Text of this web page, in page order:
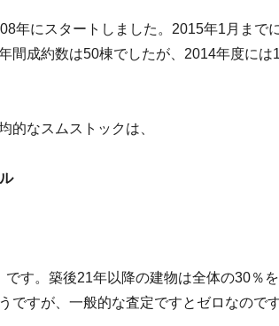
年にスタートしました。2015年1月まで
間成約数は50棟でしたが、2014年度には
的なスムストックは、
です。築後21年以降の建物は全体の30％
ですが、一般的な査定ですとゼロなので